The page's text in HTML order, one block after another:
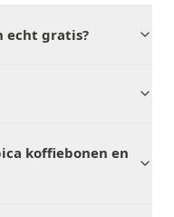
echt gratis?
koffiebonen en